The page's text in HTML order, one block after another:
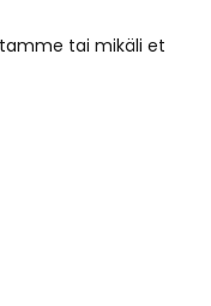
tai mikäli et